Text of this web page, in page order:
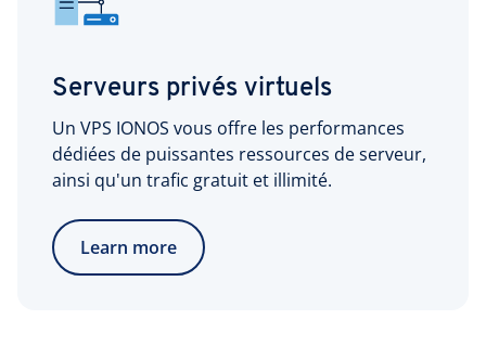
Serveurs privés virtuels
Un VPS IONOS vous offre les performances
dédiées de puissantes ressources de serveur,
ainsi qu'un trafic gratuit et illimité.
Learn more